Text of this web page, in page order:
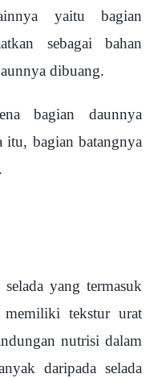
yaitu bagian
sebagai bahan
dibuang.
bagian daunnya
itu, bagian batangnya
yang termasuk
tekstur urat
nutrisi dalam
daripada selada